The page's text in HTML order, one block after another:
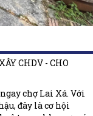
CHDV - CHO
chợ Lai Xá. Với
đây là cơ hội